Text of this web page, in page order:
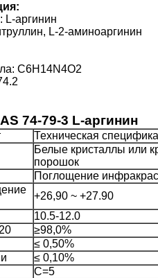
L-аргинин
L-2-аминоаргинин
C6H14N4O2
74-79-3 L-аргинин
Техническая
Белые кристаллы или
порошок
Поглощение
+26,90 ~ +27.90
10.5-12.0
≥98,0%
≤ 0,50%
≤ 0,10%
C=5